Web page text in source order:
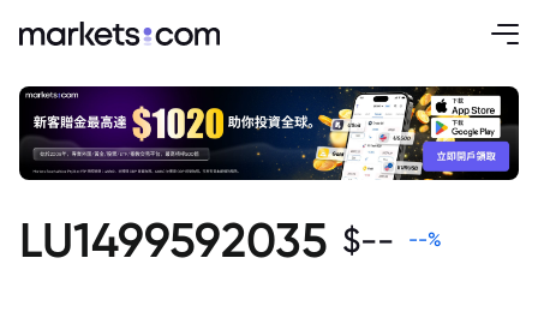
LU1499592035 $-- --%